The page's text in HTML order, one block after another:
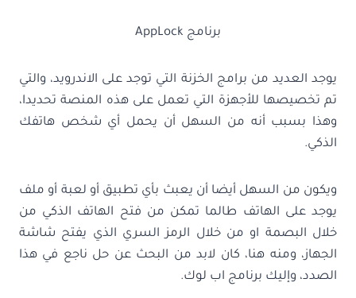
برنامج AppLock‏
يوجد العديد من برامج الخزنة التي توجد على الاندرويد، والتي
تم تخصيصها للأجهزة التي تعمل على هذه المنصة تحديدا،
وهذا بسبب أنه من السهل أن يحمل أي شخص هاتفك
الذكي.
ويكون من السهل أيضا أن يعبث بأي تطبيق أو لعبة أو ملف
يوجد على الهاتف طالما تمكن من فتح الهاتف الذكي من
خلال البصمة او من خلال الرمز السري الذي يفتح شاشة
الجهاز، ومنه هنا، كان لابد من البحث عن حل ناجع في هذا
الصدد، وإليك برنامج اب لوك.